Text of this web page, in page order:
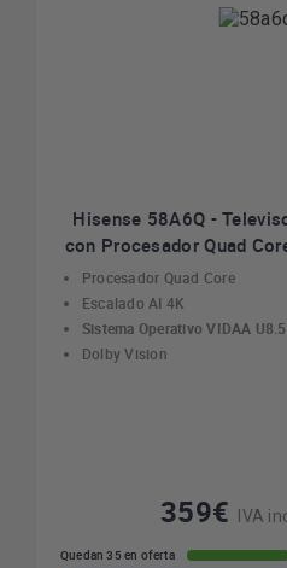
Hisense 58A6Q -
con Procesador Quad
Procesador Quad Core
Escalado AI 4K
Sistema Operativo VIDAA U8.5
Dolby Vision
359€ IVA
Quedan 35 en oferta